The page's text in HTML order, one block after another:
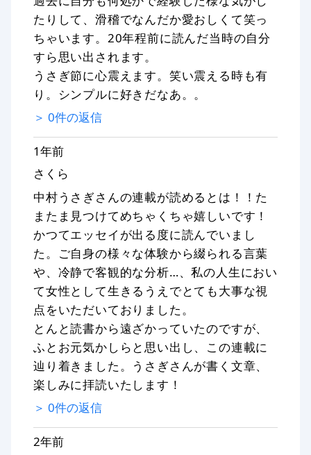
たりして、滑稽でなんだか愛おしくて笑っ
ちゃいます。20年程前に読んだ当時の自分
すら思い出されます。
うさぎ節に心震えます。笑い震える時も有
り。シンプルに好きだなあ。。
＞ 0件の返信
1年前
さくら
中村うさぎさんの連載が読めるとは！！た
またま見つけてめちゃくちゃ嬉しいです！
かつてエッセイが出る度に読んでいまし
た。ご自身の様々な体験から綴られる言葉
や、冷静で客観的な分析…、私の人生におい
て女性として生きるうえでとても大事な視
点をいただいておりました。
とんと読書から遠ざかっていたのですが、
ふとお元気かしらと思い出し、この連載に
辿り着きました。うさぎさんが書く文章、
楽しみに拝読いたします！
＞ 0件の返信
2年前